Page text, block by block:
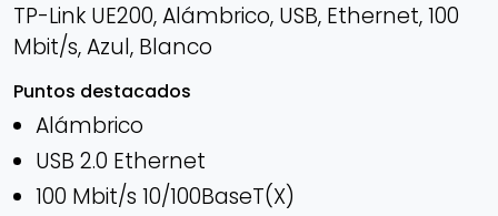
TP-Link UE200, Alámbrico, USB, Ethernet, 100
Mbit/s, Azul, Blanco
Puntos destacados
Alámbrico
USB 2.0 Ethernet
100 Mbit/s 10/100BaseT(X)